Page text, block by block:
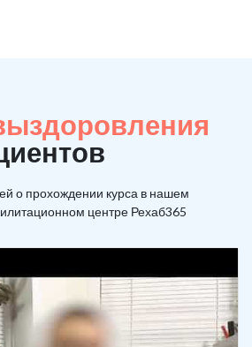
о прохождении курса в нашем
центре Рехаб365